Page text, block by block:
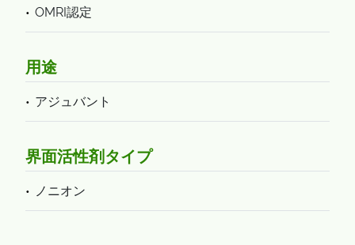
OMRI認定
用途
アジュバント
界面活性剤タイプ
ノニオン